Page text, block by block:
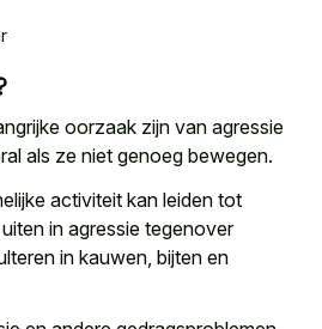
oorzaak zijn van agressie
als ze niet genoeg bewegen.
activiteit kan leiden tot
in agressie tegenover
in kauwen, bijten en